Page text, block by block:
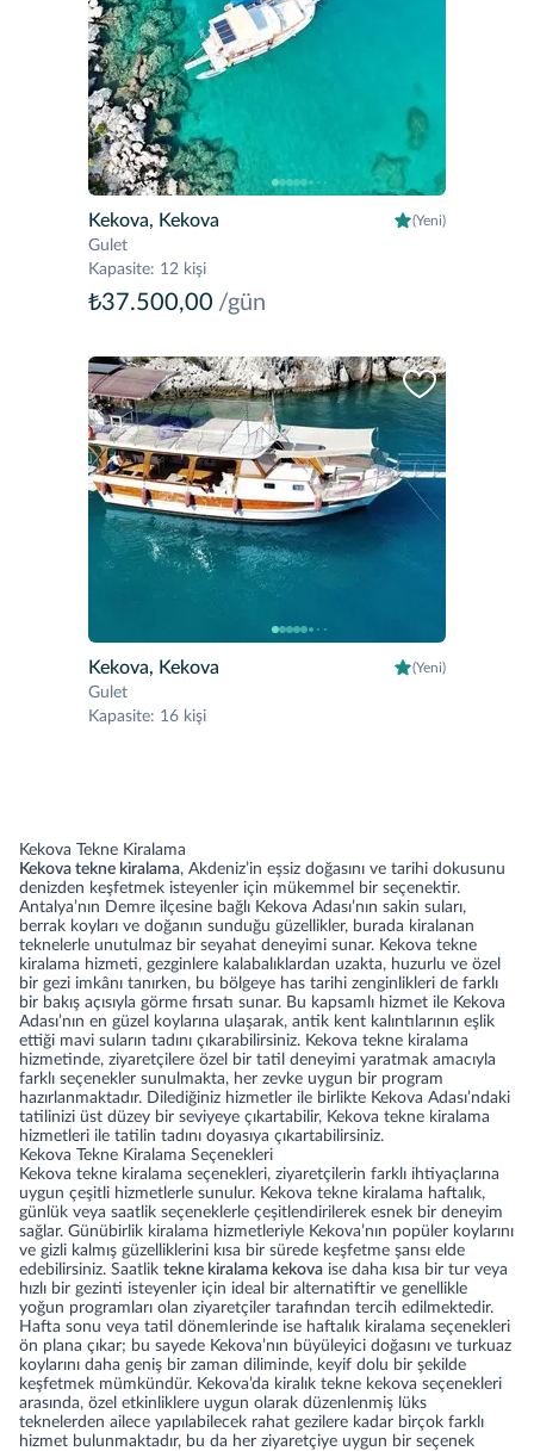
Kekova, Kekova (Yeni)
Gulet
Kapasite: 12 kişi
₺37.500,00 /gün
Kekova, Kekova (Yeni)
Gulet
Kapasite: 16 kişi
Kekova Tekne Kiralama
Kekova tekne kiralama, Akdeniz’in eşsiz doğasını ve tarihi dokusunu
denizden keşfetmek isteyenler için mükemmel bir seçenektir.
Antalya’nın Demre ilçesine bağlı Kekova Adası’nın sakin suları,
berrak koyları ve doğanın sunduğu güzellikler, burada kiralanan
teknelerle unutulmaz bir seyahat deneyimi sunar. Kekova tekne
kiralama hizmeti, gezginlere kalabalıklardan uzakta, huzurlu ve özel
bir gezi imkânı tanırken, bu bölgeye has tarihi zenginlikleri de farklı
bir bakış açısıyla görme fırsatı sunar. Bu kapsamlı hizmet ile Kekova
Adası’nın en güzel koylarına ulaşarak, antik kent kalıntılarının eşlik
ettiği mavi suların tadını çıkarabilirsiniz. Kekova tekne kiralama
hizmetinde, ziyaretçilere özel bir tatil deneyimi yaratmak amacıyla
farklı seçenekler sunulmakta, her zevke uygun bir program
hazırlanmaktadır. Dilediğiniz hizmetler ile birlikte Kekova Adası’ndaki
tatilinizi üst düzey bir seviyeye çıkartabilir, Kekova tekne kiralama
hizmetleri ile tatilin tadını doyasıya çıkartabilirsiniz.
Kekova Tekne Kiralama Seçenekleri
Kekova tekne kiralama seçenekleri, ziyaretçilerin farklı ihtiyaçlarına
uygun çeşitli hizmetlerle sunulur. Kekova tekne kiralama haftalık,
günlük veya saatlik seçeneklerle çeşitlendirilerek esnek bir deneyim
sağlar. Günübirlik kiralama hizmetleriyle Kekova’nın popüler koylarını
ve gizli kalmış güzelliklerini kısa bir sürede keşfetme şansı elde
edebilirsiniz. Saatlik tekne kiralama kekova ise daha kısa bir tur veya
hızlı bir gezinti isteyenler için ideal bir alternatiftir ve genellikle
yoğun programları olan ziyaretçiler tarafından tercih edilmektedir.
Hafta sonu veya tatil dönemlerinde ise haftalık kiralama seçenekleri
ön plana çıkar; bu sayede Kekova’nın büyüleyici doğasını ve turkuaz
koylarını daha geniş bir zaman diliminde, keyif dolu bir şekilde
keşfetmek mümkündür. Kekova’da kiralık tekne kekova seçenekleri
arasında, özel etkinliklere uygun olarak düzenlenmiş lüks
teknelerden ailece yapılabilecek rahat gezilere kadar birçok farklı
hizmet bulunmaktadır, bu da her ziyaretçiye uygun bir seçenek